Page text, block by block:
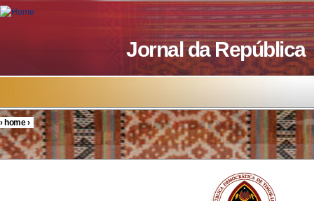
Skip to main content
Jornal da República
You are here
›home›